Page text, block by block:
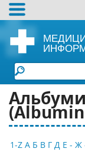
1-Z А Б В Г Д Е - Ж